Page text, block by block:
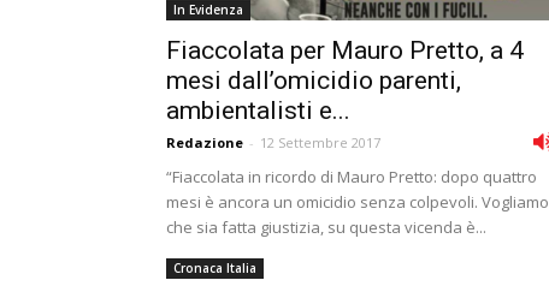
In Evidenza
Fiaccolata per Mauro Pretto, a 4
mesi dall’omicidio parenti,
ambientalisti e...
Redazione - 12 Settembre 2017
“Fiaccolata in ricordo di Mauro Pretto: dopo quattro
mesi è ancora un omicidio senza colpevoli. Vogliamo
che sia fatta giustizia, su questa vicenda è...
Cronaca Italia